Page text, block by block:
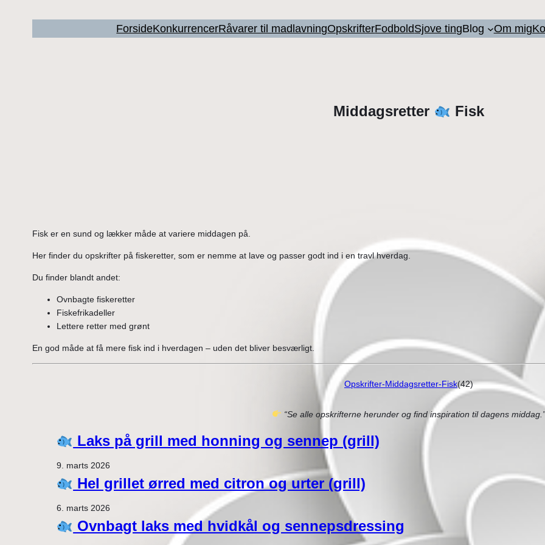
ForsideKonkurrencerRåvarer til madlavningOpskrifterFodboldSjove tingBlog Om mig
Middagsretter Fisk
Fisk er en sund og lækker måde at variere middagen på.
Her finder du opskrifter på fiskeretter, som er nemme at lave og passer godt ind i en travl hverdag.
Du finder blandt andet:
Ovnbagte fiskeretter
Fiskefrikadeller
Lettere retter med grønt
En god måde at få mere fisk ind i hverdagen – uden det bliver besværligt.
Opskrifter-Middagsretter-Fisk(42)
“Se alle opskrifterne herunder og find inspiration til dagens middag.”
Laks på grill med honning og sennep (grill)
9. marts 2026
Hel grillet ørred med citron og urter (grill)
6. marts 2026
Ovnbagt laks med hvidkål og sennepsdressing